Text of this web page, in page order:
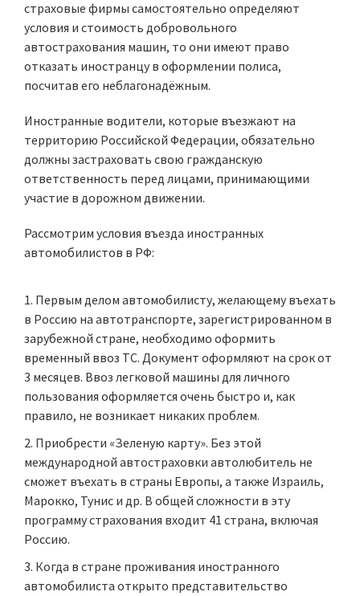
страховые фирмы самостоятельно определяют
условия и стоимость добровольного
автострахования машин, то они имеют право
отказать иностранцу в оформлении полиса,
посчитав его неблагонадёжным.
Иностранные водители, которые въезжают на
территорию Российской Федерации, обязательно
должны застраховать свою гражданскую
ответственность перед лицами, принимающими
участие в дорожном движении.
Рассмотрим условия въезда иностранных
автомобилистов в РФ:
Первым делом автомобилисту, желающему въехать
в Россию на автотранспорте, зарегистрированном в
зарубежной стране, необходимо оформить
временный ввоз ТС. Документ оформляют на срок от
3 месяцев. Ввоз легковой машины для личного
пользования оформляется очень быстро и, как
правило, не возникает никаких проблем.
Приобрести «Зеленую карту». Без этой
международной автостраховки автолюбитель не
сможет въехать в страны Европы, а также Израиль,
Марокко, Тунис и др. В общей сложности в эту
программу страхования входит 41 страна, включая
Россию.
Когда в стране проживания иностранного
автомобилиста открыто представительство